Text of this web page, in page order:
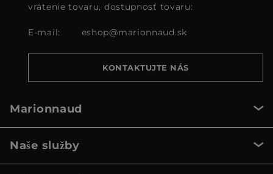
vrátenie tovaru, dostupnosť tovaru:
E-mail: eshop@marionnaud.sk
KONTAKTUJTE NÁS
Marionnaud
Naše služby